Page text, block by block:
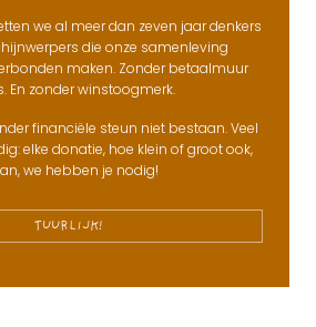
we al meer dan zeven jaar denkers
die onze samenleving
maken. Zonder betaalmuur
En zonder winstoogmerk.
financiële steun niet bestaan. Veel
elke donatie, hoe klein of groot ook,
we hebben je nodig!
TUURLIJK!